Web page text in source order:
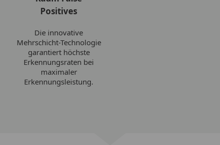
Positives
Die innovative
Mehrschicht-Technologie
garantiert höchste
Erkennungsraten bei
maximaler
Erkennungsleistung.